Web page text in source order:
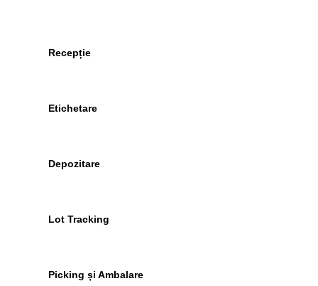
Recepție
Etichetare
Depozitare
Lot Tracking
Picking și Ambalare